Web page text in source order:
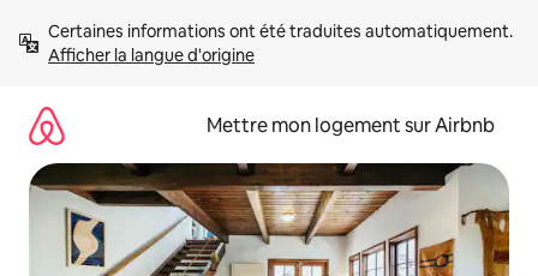
directement
Afficher la langue d'origine
Mettre mon logement sur Airbnb